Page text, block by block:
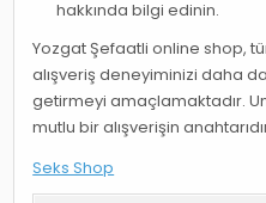
hakkında bilgi edinin.
Yozgat Şefaatli online shop,
alışveriş deneyiminizi daha
getirmeyi amaçlamaktadır.
mutlu bir alışverişin
Seks Shop